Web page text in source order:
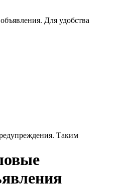
Для удобства
Таким